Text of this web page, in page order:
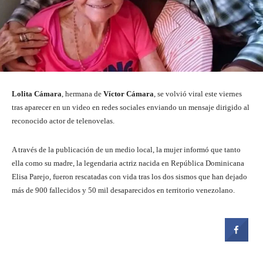
Lolita Cámara , hermana de Víctor Cámara , se volvió viral este viernes
tras aparecer en un video en redes sociales enviando un mensaje dirigido al
reconocido actor de telenovelas.
A través de la publicación de un medio local, la mujer informó que tanto
ella como su madre, la legendaria actriz nacida en República Dominicana
Elisa Parejo, fueron rescatadas con vida tras los dos sismos que han dejado
más de 900 fallecidos y 50 mil desaparecidos en territorio venezolano.